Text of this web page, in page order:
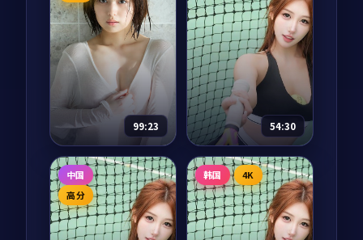
主演：长泽雅美、苍
井优 等
横滨港的小邮局每年
三月一日会开放收寄
「春信」的服务。今
年第一封投递出的
「春信」从一封寻人
启事开始，把一段被
搁置的家族秘密慢慢
拆开。
90,681 8.6 剧情
主演：章子怡、吴磊
等
南宋绍兴年间，临安
城外的「春夜阁」是
江湖人歇脚的中转
站。茶博士苏婵儿每
晚听到的传奇，从一
个剑客失踪的春雨之
夜开始，串起整个江
南武林的暗流。
78,993 8.4 动作
99:23
春日告别
电影 2025
主演：孙艺珍、李秉
宪 等
54:30
异世界面包店
动漫 2025
主演：花江夏树、茅
野爱衣
中国
高分
韩国 4K